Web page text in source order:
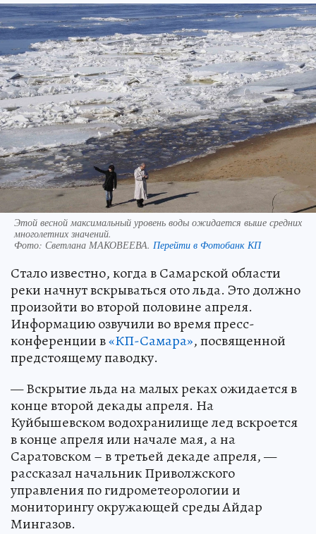
Этой весной максимальный уровень воды ожидается выше средних
многолетних значений.
Фото: Светлана МАКОВЕЕВА. Перейти в Фотобанк КП
Стало известно, когда в Самарской области
реки начнут вскрываться ото льда. Это должно
произойти во второй половине апреля.
Информацию озвучили во время пресс-
конференции в«КП-Самара», посвященной
предстоящему паводку.
— Вскрытие льда на малых реках ожидается в
конце второй декады апреля. На
Куйбышевском водохранилище лед вскроется
в конце апреля или начале мая, а на
Саратовском – в третьей декаде апреля, —
рассказал начальник Приволжского
управления по гидрометеорологии и
мониторингу окружающей среды Айдар
Мингазов.